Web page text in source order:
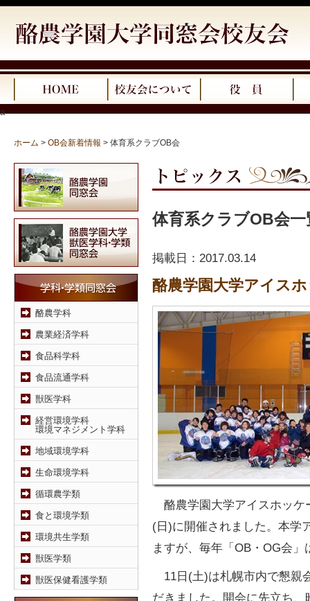
a
ホーム > OB会新着情報 > 体育系クラブOB会
酪農学科
農業経済学科
食品科学科
食品流通学科
獣医学科
経営環境学科
環境マネジメント学科
地域環境学科
生命環境学科
循環農学類
食と環境学類
環境共生学類
獣医学類
獣医保健看護学類
体育系クラブOB会一
掲載日： 2017.03.14
酪農学園大学アイス
酪農学園大学アイスホッケ
(日)に開催されました。本学
ますが、毎年「OB・OG会
11日(土)は札幌市内で懇親
だきました。開会に先立ち